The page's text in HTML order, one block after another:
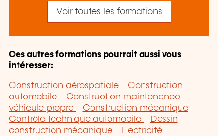
Voir toutes les formations
Ces autres formations pourrait aussi vous
intéresser:
Construction aérospatiale
Construction
automobile
Construction maintenance
véhicule propre
Construction mécanique
Contrôle technique automobile
Dessin
construction mécanique
Electricité